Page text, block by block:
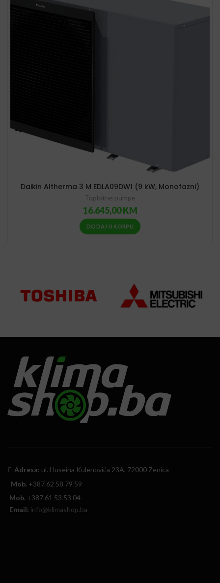
Daikin Altherma 3 M EDLA09DW1 (9 kW, Monofazni)
Toplotne pumpe
16.645,00KM
DODAJ U KORPU
Adresa: ul. Huseina Kulenovića 23A, 72000 Zenica
Mob. +387 62 58 79 59
Mob. +387 61 53 53 04
Email: info@klimashop.ba